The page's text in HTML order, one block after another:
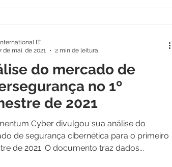
do mercado de
no 1º
de 2021
Cyber divulgou sua análise do
de segurança cibernética para o primeiro
de 2021. O documento traz dados...
IT
de mai. de 2021
2 min de leitura